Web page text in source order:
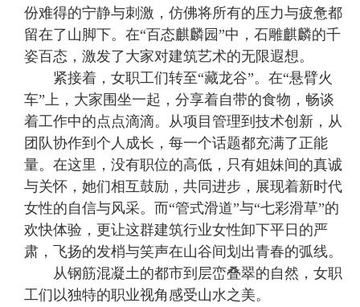
份难得的宁静与刺激，仿佛将所有的压力与疲惫都
留在了山脚下。在“百态麒麟园”中，石雕麒麟的千
姿百态，激发了大家对建筑艺术的无限遐想。
紧接着，女职工们转至“藏龙谷”。在“悬臂火
车”上，大家围坐一起，分享着自带的食物，畅谈
着工作中的点点滴滴。从项目管理到技术创新，从
团队协作到个人成长，每一个话题都充满了正能
量。在这里，没有职位的高低，只有姐妹间的真诚
与关怀，她们相互鼓励，共同进步，展现着新时代
女性的自信与风采。而“管式滑道”与“七彩滑草”的
欢快体验，更让这群建筑行业女性卸下平日的严
肃，飞扬的发梢与笑声在山谷间划出青春的弧线。
从钢筋混凝土的都市到层峦叠翠的自然，女职
工们以独特的职业视角感受山水之美。